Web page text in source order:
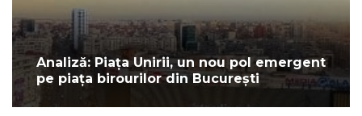
Analiză: Piața Unirii, un nou pol emergent
pe piața birourilor din București